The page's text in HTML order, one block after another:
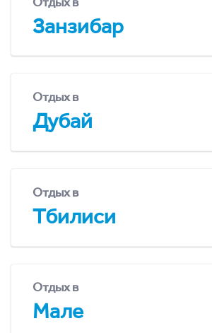
Занзибар
Отдых в
Дубай
Отдых в
Тбилиси
Отдых в
Мале